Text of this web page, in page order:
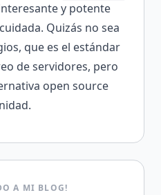
y potente
Quizás no sea
que es el estándar
de servidores, pero
open source
A MI BLOG!